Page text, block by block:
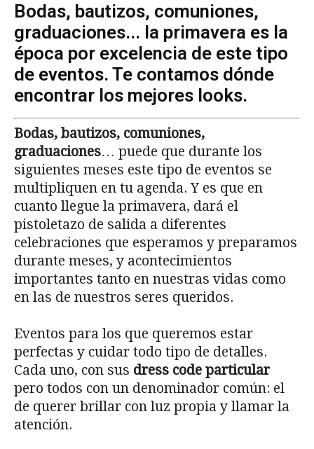
Bodas, bautizos, comuniones,
graduaciones... la primavera es la
época por excelencia de este tipo
de eventos. Te contamos dónde
encontrar los mejores looks.
Bodas, bautizos, comuniones,
graduaciones… puede que durante los
siguientes meses este tipo de eventos se
multipliquen en tu agenda. Y es que en
cuanto llegue la primavera, dará el
pistoletazo de salida a diferentes
celebraciones que esperamos y preparamos
durante meses, y acontecimientos
importantes tanto en nuestras vidas como
en las de nuestros seres queridos.
Eventos para los que queremos estar
perfectas y cuidar todo tipo de detalles.
Cada uno, con sus dress code particular
pero todos con un denominador común: el
de querer brillar con luz propia y llamar la
atención.